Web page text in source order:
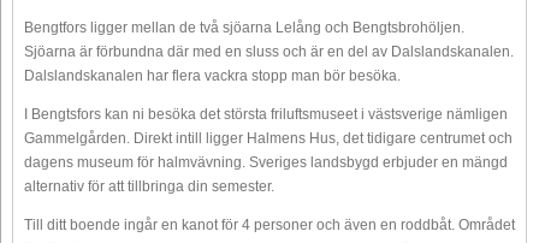
Bengtfors ligger mellan de två sjöarna Lelång och Bengtsbrohöljen.
Sjöarna är förbundna där med en sluss och är en del av Dalslandskanalen.
Dalslandskanalen har flera vackra stopp man bör besöka.
I Bengtsfors kan ni besöka det största friluftsmuseet i västsverige nämligen
Gammelgården. Direkt intill ligger Halmens Hus, det tidigare centrumet och
dagens museum för halmvävning. Sveriges landsbygd erbjuder en mängd
alternativ för att tillbringa din semester.
Till ditt boende ingår en kanot för 4 personer och även en roddbåt. Området